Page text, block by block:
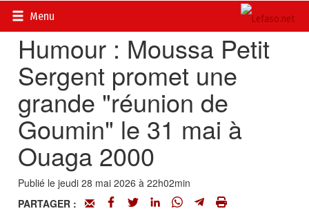
Menu
Accueil>
Humour : Moussa Petit
Sergent promet une
grande "réunion de
Goumin" le 31 mai à
Ouaga 2000
Publié le jeudi 28 mai 2026 à 22h02min
PARTAGER :